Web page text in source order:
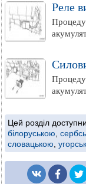
Реле
Цей розділ
білоруською
словацькою